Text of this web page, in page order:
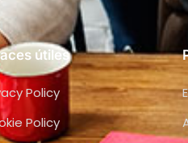
útiles
Policy
Policy